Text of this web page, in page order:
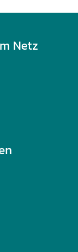
Netz